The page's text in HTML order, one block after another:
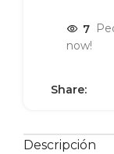
7
now!
Share:
Descripción